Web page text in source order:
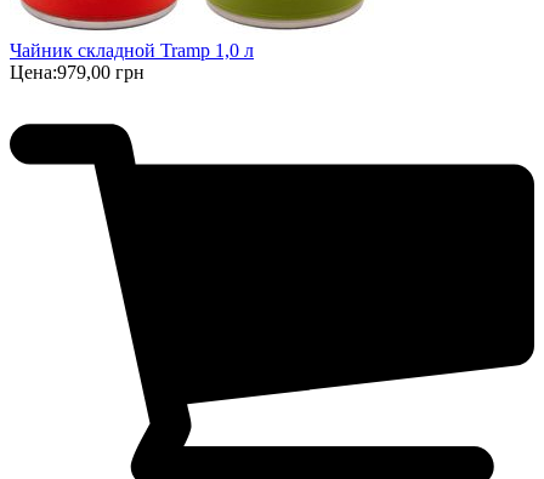
Чайник складной Tramp 1,0 л
Цена:979,00 грн